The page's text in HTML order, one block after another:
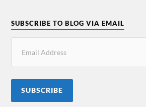
SUBSCRIBE TO BLOG VIA EMAIL
SUBSCRIBE